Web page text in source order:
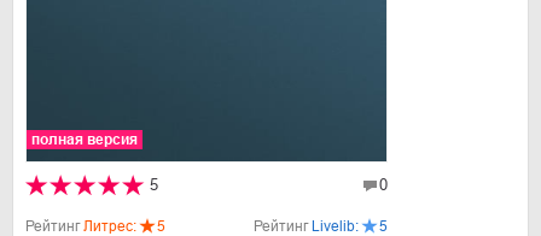
полная версия
5 0
РейтингЛитрес: 5 РейтингLivelib: 5